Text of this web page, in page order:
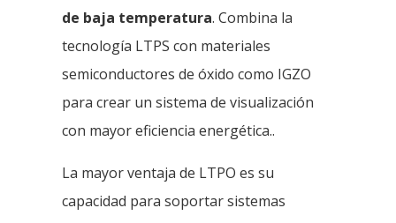
de baja temperatura. Combina la
tecnología LTPS con materiales
semiconductores de óxido como IGZO
para crear un sistema de visualización
con mayor eficiencia energética..
La mayor ventaja de LTPO es su
capacidad para soportar sistemas